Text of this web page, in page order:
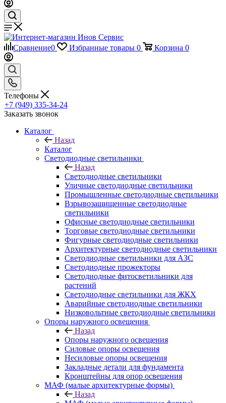
Сравнение0 Избранные товары 0 Корзина 0
Телефоны
+7 (949) 335-34-24
Заказать звонок
Каталог
Назад
Каталог
Светодиодные светильники
Назад
Светодиодные светильники
Уличные светодиодные светильники
Промышленные светодиодные светильники
Взрывозащищенные светодиодные
светильники
Офисные светодиодные светильники
Торговые светодиодные светильники
Фигурные светодиодные светильники
Архитектурные светодиодные светильники
Светодиодные светильники для АЗС
Светодиодные прожекторы
Светодиодные фитосветильники для
растений
Светодиодные светильники для ЖКХ
Аварийные светодиодные светильники
Низковольтные светодиодные светильники
Опоры наружного освещения
Назад
Опоры наружного освещения
Силовые опоры освещения
Несиловые опоры освещения
Закладные детали для фундамента
Кронштейны для опор освещения
МАФ (малые архитектурные формы)
Назад